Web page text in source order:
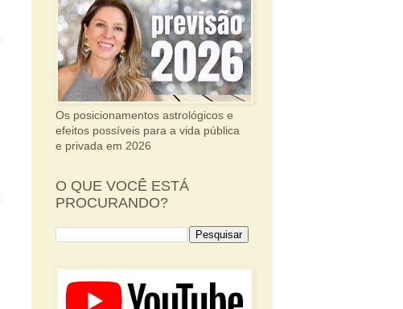
Os posicionamentos astrológicos e
efeitos possíveis para a vida pública
e privada em 2026
O QUE VOCÊ ESTÁ
PROCURANDO?